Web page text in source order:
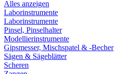
Alles anzeigen
Laborinstrumente
Laborinstrumente
Pinsel, Pinselhalter
Modellierinstrumente
Gipsmesser, Mischspatel & -Becher
Sägen & Sägeblätter
Scheren